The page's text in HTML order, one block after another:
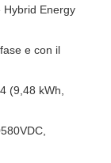
Hybrid Energy
e con il
(9,48 kWh,